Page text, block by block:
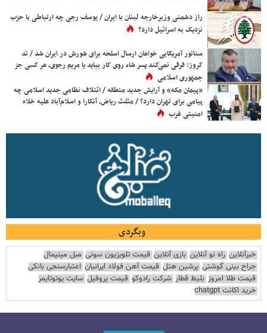
راز دشمنی وزیرخارجه لبنان با ایران / یوسف رجی چه ارتباطی با حزب
نزدیک به اسرائیل دارد؟
سناتور آمریکایی خواهان ارسال اسلحه برای شورش در ایران شد / تد
کروز: فرقی نمی‌کند پسر شاه روی کار بیاید یا مریم رجوی، هر کسی جز
جمهوری اسلامی
«پیمان مکه» و آرایش جدید منطقه / ائتلاف نظامی جدید اسلامی چه
پیامی برای تهران دارد؟ / مثلث ریاض، آنکارا و اسلام‌آباد علیه خلاء
امنیتی غرب
وبگردی
خبرآنلاین راه نو آنلاین بازی آنلاین قیمت تلویزیون سونی مبل مینیمال
جراح بینی گوشتی پرشین هتل قیمت آهن فولاد ایرانیان اعتبارسنجی بانکی
قیمت طلا امروز بلیط قطار شرکت رادوکو قیمت پروفیل سایت یوتوتایمز
خرید اکانت chatgpt